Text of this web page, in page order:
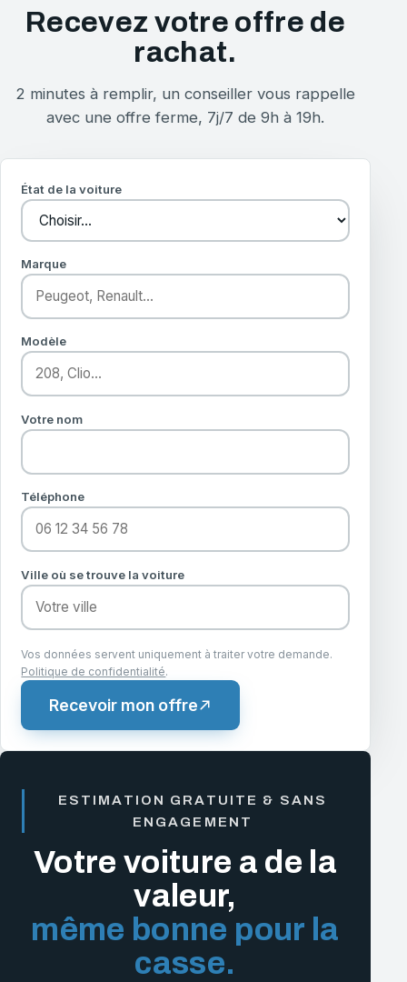
Recevez votre offre de
rachat.
2 minutes à remplir, un conseiller vous rappelle
avec une offre ferme, 7j/7 de 9h à 19h.
État de la voiture
Marque
Modèle
Votre nom
Téléphone
Ville où se trouve la voiture
Vos données servent uniquement à traiter votre demande.
Politique de confidentialité.
Recevoir mon offre
ESTIMATION GRATUITE & SANS
ENGAGEMENT
Votre voiture a de la
valeur,
même bonne pour la
casse.